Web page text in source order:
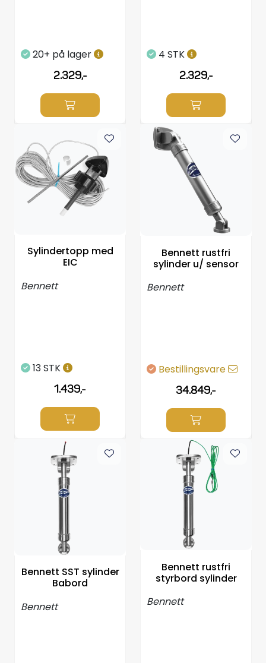
20+ på lager
2.329,-
4 STK
2.329,-
Sylindertopp med
EIC
Bennett
13 STK
1.439,-
Bennett rustfri
sylinder u/ sensor
Bennett
Bestillingsvare
34.849,-
Bennett SST sylinder
Babord
Bennett
Bennett rustfri
styrbord sylinder
Bennett